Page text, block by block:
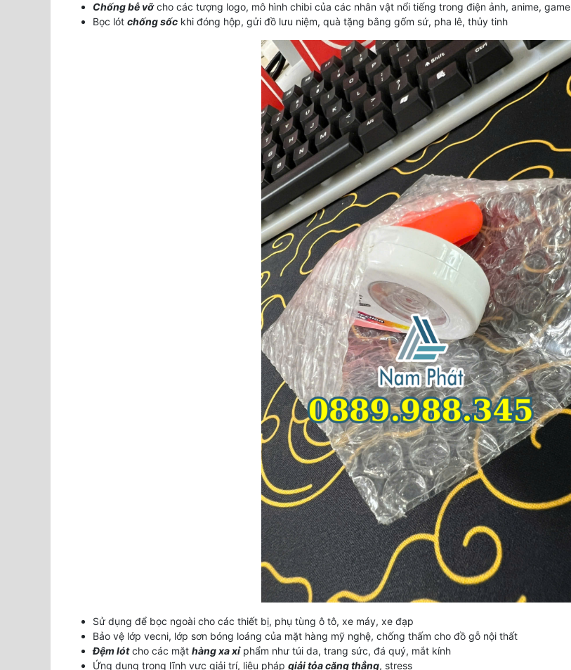
Chống bễ vỡcho các tượng logo, mô hình chibi của các nhân vật nổi tiếng trong điện ảnh, anime, game
Bọc lót chống sốc khi đóng hộp, gửi đồ lưu niệm, quà tặng bằng gốm sứ, pha lê, thủy tinh
Sử dụng để bọc ngoài cho các thiết bị, phụ tùng ô tô, xe máy, xe đạp
Bảo vệ lớp vecni, lớp sơn bóng loáng của mặt hàng mỹ nghệ, chống thấm cho đồ gỗ nội thất
Đệm lótcho các mặt hàng xa xỉphẩm như túi da, trang sức, đá quý, mắt kính
Ứng dụng trong lĩnh vực giải trí, liệu pháp giải tỏa căng thẳng, stress